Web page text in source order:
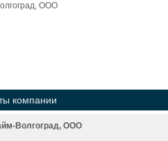
ООО
компании
Волгоград, ООО